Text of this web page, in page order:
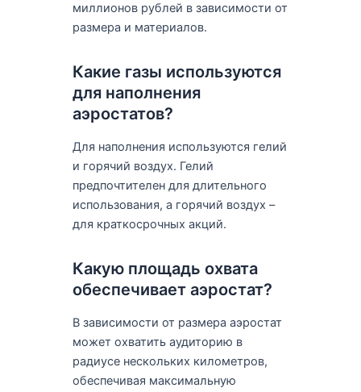
миллионов рублей в зависимости от
размера и материалов.
Какие газы используются
для наполнения
аэростатов?
Для наполнения используются гелий
и горячий воздух. Гелий
предпочтителен для длительного
использования, а горячий воздух –
для краткосрочных акций.
Какую площадь охвата
обеспечивает аэростат?
В зависимости от размера аэростат
может охватить аудиторию в
радиусе нескольких километров,
обеспечивая максимальную